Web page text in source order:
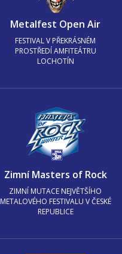
Metalfest Open Air
FESTIVAL V PŘEKRÁSNÉM
PROSTŘEDÍ AMFITEÁTRU
LOCHOTÍN
Zimní Masters of Rock
ZIMNÍ MUTACE NEJVĚTŠÍHO
METALOVÉHO FESTIVALU V ČESKÉ
REPUBLICE